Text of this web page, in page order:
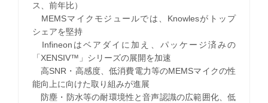
ス、前年比）
MEMSマイクモジュールでは、Knowlesがトップ
シェアを堅持
Infineonはベアダイに加え、パッケージ済みの
「XENSIV™」シリーズの展開を加速
高SNR・高感度、低消費電力等のMEMSマイクの性
能向上に向けた取り組みが進展
防塵・防水等の耐環境性と音声認識の広範囲化、低